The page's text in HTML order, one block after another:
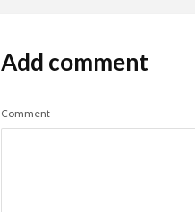
Add comment
Comment